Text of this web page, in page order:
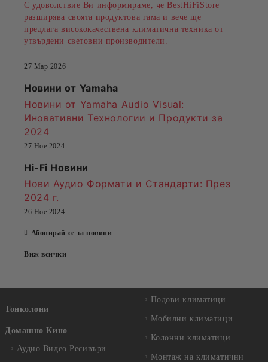
С удоволствие Ви информираме, че BestHiFiStore
разширява своята продуктова гама и вече ще
предлага висококачествена климатична техника от
утвърдени световни производители.
27 Мар 2026
Новини от Yamaha
Новини от Yamaha Audio Visual:
Иновативни Технологии и Продукти за
2024
27 Ное 2024
Hi-Fi Новини
Нови Аудио Формати и Стандарти: През
2024 г.
26 Ное 2024
Абонирай се за новини
Виж всички
Тонколони
Домашно Кино
Аудио Видео Рeсивъри
Подови климатици
Мобилни климатици
Колонни климатици
Монтаж на климатични